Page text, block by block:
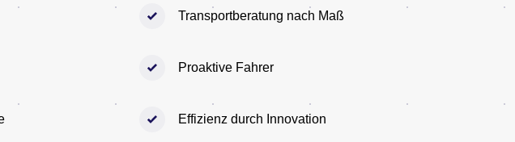
Transportberatung nach Maß
Proaktive Fahrer
Effizienz durch Innovation